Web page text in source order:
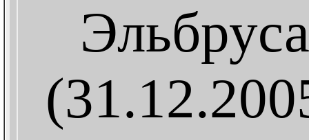
Эльбруса